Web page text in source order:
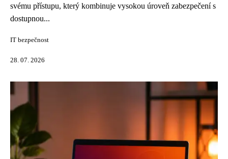
svému přístupu, který kombinuje vysokou úroveň zabezpečení s
dostupnou...
IT bezpečnost
28. 07. 2026